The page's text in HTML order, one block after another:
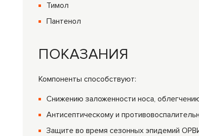
Тимол
Пантенол
ПОКАЗАНИЯ
Компоненты способствуют:
Снижению заложенности носа,
Антисептическому и
Защите во время сезонных эпидемий